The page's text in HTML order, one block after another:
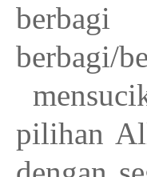
berbagi/
pilihan